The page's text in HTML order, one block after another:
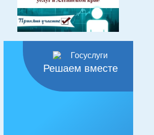
Решаем вместе